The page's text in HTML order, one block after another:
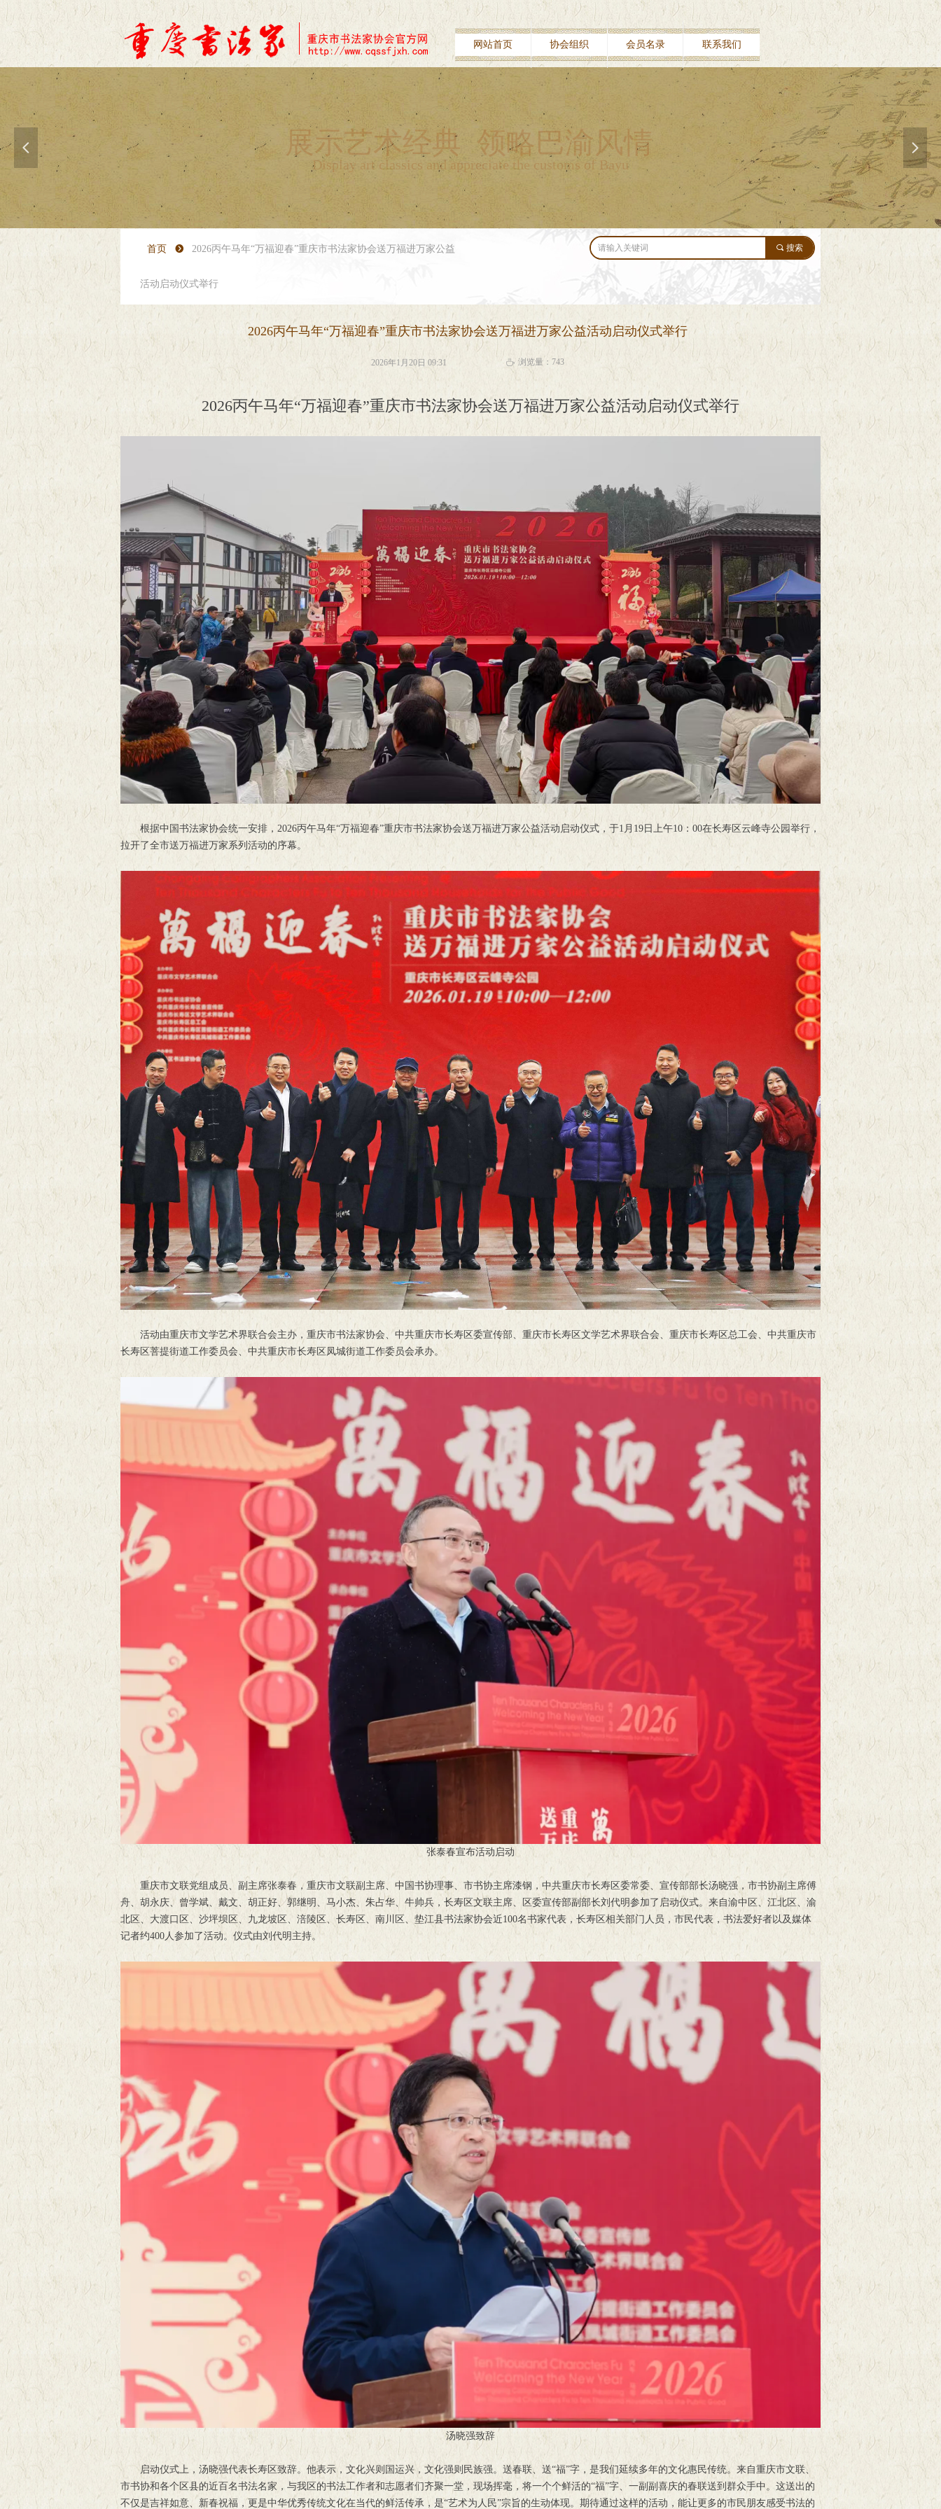
网站首页 协会组织 会员名录 联系我们
展示艺术经典 领略巴渝风情
Display art classics and appreciate the customs of Bayu
넳 넲
2026丙午马年“万福迎春”重庆市书法家协会送万福进万家公益活动启动仪式举行
首页 뀹 2026丙午马年“万福迎春”重庆市书法家协会送万福进万家公益
活动启动仪式举行
끠 搜索
2026丙午马年“万福迎春”重庆市书法家协会送万福进万家公益活动启动仪式举行
根据中国书法家协会统一安排，2026丙午马年“万福迎春”重庆市书法家协会送万福进万家公益活动启动仪式，于1月19日上午10：00在长寿区云峰寺公园举行，
拉开了全市送万福进万家系列活动的序幕。
活动由重庆市文学艺术界联合会主办，重庆市书法家协会、中共重庆市长寿区委宣传部、重庆市长寿区文学艺术界联合会、重庆市长寿区总工会、中共重庆市
长寿区菩提街道工作委员会、中共重庆市长寿区凤城街道工作委员会承办。
张泰春宣布活动启动
重庆市文联党组成员、副主席张泰春，重庆市文联副主席、中国书协理事、市书协主席漆钢，中共重庆市长寿区委常委、宣传部部长汤晓强，市书协副主席傅
舟、胡永庆、曾学斌、戴文、胡正好、郭继明、马小杰、朱占华、牛帅兵，长寿区文联主席、区委宣传部副部长刘代明参加了启动仪式。来自渝中区、江北区、渝
北区、大渡口区、沙坪坝区、九龙坡区、涪陵区、长寿区、南川区、垫江县书法家协会近100名书家代表，长寿区相关部门人员，市民代表，书法爱好者以及媒体
记者约400人参加了活动。仪式由刘代明主持。
汤晓强致辞
启动仪式上，汤晓强代表长寿区致辞。他表示，文化兴则国运兴，文化强则民族强。送春联、送“福”字，是我们延续多年的文化惠民传统。来自重庆市文联、
市书协和各个区县的近百名书法名家，与我区的书法工作者和志愿者们齐聚一堂，现场挥毫，将一个个鲜活的“福”字、一副副喜庆的春联送到群众手中。这送出的
不仅是吉祥如意、新春祝福，更是中华优秀传统文化在当代的鲜活传承，是“艺术为人民”宗旨的生动体现。期待通过这样的活动，能让更多的市民朋友感受书法的
2026年1月20日 09:31 ꄘ 浏览量： 743